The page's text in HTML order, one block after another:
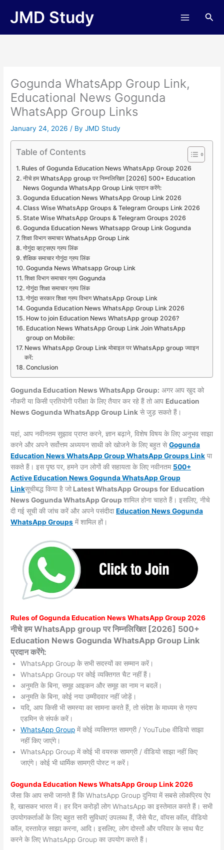
JMD Study
Gogunda WhatsApp Group Link,
Educational News Gogunda
WhatsApp Group Links
January 24, 2026/ ByJMD Study
Table of Contents
Rules of Gogunda Education News WhatsApp Group 2026
नीचे हम WhatsApp group पर निम्नलिखित [2026] 500+ Education
News Gogunda WhatsApp Group Link प्रदान करेंगे:
Gogunda Education News WhatsApp Group Link 2026
Class Wise WhatsApp Groups & Telegram Groups Link 2026
State Wise WhatsApp Groups & Telegram Groups 2026
Gogunda Education News Whatsapp Group Link Gogunda
शिक्षा विभाग समाचार WhatsApp Group Link
गोगुंदा व्हाट्सएप ग्रुप लिंक
शैक्षिक समाचार गोगुंदा ग्रुप लिंक
Gogunda News Whatsapp Group Link
शिक्षा विभाग समाचार ग्रुप Gogunda
गोगुंदा शिक्षा समाचार ग्रुप लिंक
गोगुंदा सरकार शिक्षा ग्रुप विभाग WhatsApp Group Link
Gogunda Education News WhatsApp Group Link 2026
How to join Education News WhatsApp group 2026?
Education News WhatsApp Group Link Join WhatsApp
group on Mobile:
News WhatsApp Group Link मोबाइल पर WhatsApp group ज्वाइन
करें:
Conclusion
Gogunda Education News WhatsApp Group: अगर आप खुद को
नौकरी या किसी प्रतियोगी परीक्षा के लिए तैयार कर रहे हैं तो आप Education
News Gogunda WhatsApp Group Link से जुड़ सकते हैं।
यहां, आप नवीनतम सुझाव प्राप्त करने, ज्ञान बढ़ाने, विशेष विषय के लिए अनुभव साझा
करने और अपने सर्वोत्तम अध्ययन साथी को खोजने के लिए बहुत सेGogunda
Education News WhatsApp Group WhatsApp GroupsLink पा
सकते हैं। इस पृष्ठ पर, हमने उन लोगों की सहायता के लिए नवीनतम 500+
Active Education News Gogunda WhatsApp Group
Linkसूचीबद्ध किया है जो Latest WhatsApp Groups for Education
News Gogunda WhatsApp Groupशामिल होना चाहते हैं। इसलिए, नीचे
दी गई सूची की जांच करें और अपने पसंदीदाEducation News Gogunda
WhatsAppGroups में शामिल हों।
Rules ofGogundaEducation News WhatsApp Group 2026
नीचे हम WhatsApp group पर निम्नलिखित [2026] 500+
Education News Gogunda WhatsApp Group Link
प्रदान करेंगे:
WhatsApp Group के सभी सदस्यों का सम्मान करें।
WhatsApp Group पर कोई व्यक्तिगत चैट नहीं हैं।
अनुमति के बिना, समूह आइकन और समूह का नाम न बदलें।
अनुमति के बिना, कोई नया उम्मीदवार नहीं जोड़ें।
यदि, आप किसी भी समस्या का सामना करते हैं, तो संदेश के माध्यम से ग्रुप
एडमिन से संपर्क करें।
WhatsApp Group में कोई व्यक्तिगत सामग्री / YouTube वीडियो साझा
नहीं किए जाएंगे।
WhatsApp Group में कोई भी वयस्क सामग्री / वीडियो साझा नहीं किए
जाएंगे। कोई भी धार्मिक सामग्री पोस्ट न करें।
GogundaEducation News WhatsApp Group Link 2026
जैसा कि आप सभी जानते हैं कि WhatsApp Group दुनिया में सबसे लोकप्रिय ऐप
है, खासकर भारत में। हर दिन करोड़ों लोग WhatsApp का इस्तेमाल करते हैं। सभी
उपयोगकर्ताओं के लिए बहुत सारी सुविधाएं उपलब्ध हैं, जैसे चैट, वॉयस कॉल, वीडियो
कॉल, दस्तावेज़ साझा करना, आदि। इसलिए, लोग दोस्तों और परिवार के साथ चैट
करने के लिए WhatsApp Group का उपयोग करते हैं।